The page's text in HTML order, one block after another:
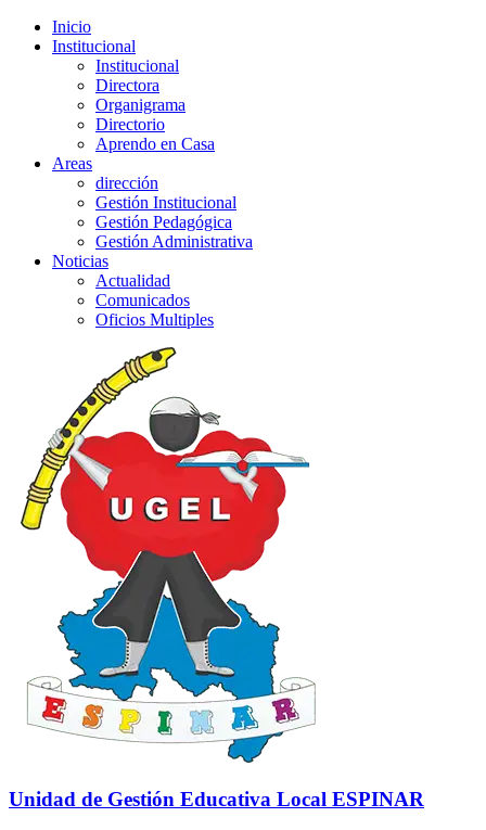
Inicio
Institucional
Institucional
Directora
Organigrama
Directorio
Aprendo en Casa
Areas
dirección
Gestión Institucional
Gestión Pedagógica
Gestión Administrativa
Noticias
Actualidad
Comunicados
Oficios Multiples
Unidad de Gestión Educativa Local ESPINAR